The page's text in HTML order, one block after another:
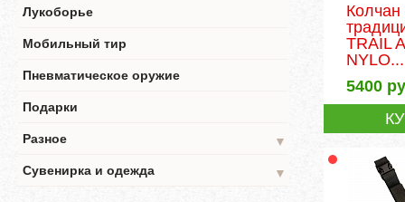
Лукоборье
Мобильный тир
Пневматическое оружие
Подарки
Разное
▼
Сувенирка и одежда
▼
Колчан
TRAIL
NYLO...
5400